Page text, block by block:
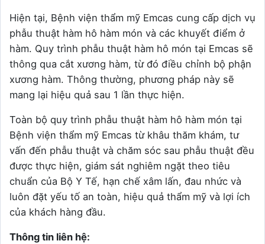
Hiện tại, Bệnh viện thẩm mỹ Emcas cung cấp dịch vụ
phẫu thuật hàm hô hàm món và các khuyết điểm ở
hàm. Quy trình phẫu thuật hàm hô món tại Emcas sẽ
thông qua cắt xương hàm, từ đó điều chỉnh bộ phận
xương hàm. Thông thường, phương pháp này sẽ
mang lại hiệu quả sau 1 lần thực hiện.
Toàn bộ quy trình phẫu thuật hàm hô hàm món tại
Bệnh viện thẩm mỹ Emcas từ khâu thăm khám, tư
vấn đến phẫu thuật và chăm sóc sau phẫu thuật đều
được thực hiện, giám sát nghiêm ngặt theo tiêu
chuẩn của Bộ Y Tế, hạn chế xâm lấn, đau nhức và
luôn đặt yếu tố an toàn, hiệu quả thẩm mỹ và lợi ích
của khách hàng đầu.
Thông tin liên hệ: